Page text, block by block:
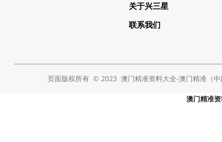
关于兴三星
联系我们
页面版权所有 © 2023 澳门精准资料大全-澳门精准
澳门精准